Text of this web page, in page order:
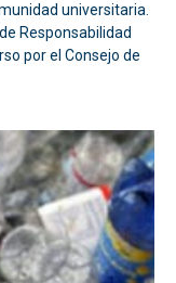
universitaria.
Responsabilidad
por el Consejo de